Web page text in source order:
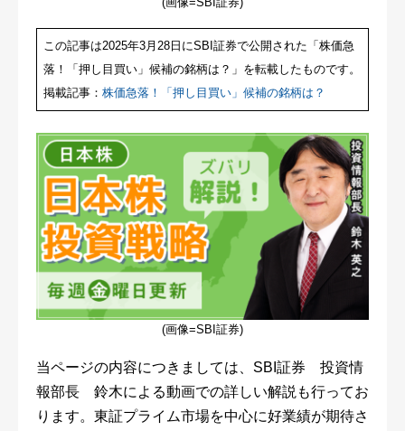
この記事は2025年3月28日にSBI証券で公開された「株価急
落！「押し目買い」候補の銘柄は？」を転載したものです。
掲載記事： 株価急落！「押し目買い」候補の銘柄は？
(画像=SBI証券)
当ページの内容につきましては、SBI証券 投資情
報部長 鈴木による動画での詳しい解説も行ってお
ります。東証プライム市場を中心に好業績が期待さ